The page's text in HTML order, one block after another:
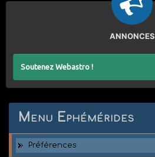
ANNONCES
Soutenez Webastro !
Menu Ephémérides
Préférences